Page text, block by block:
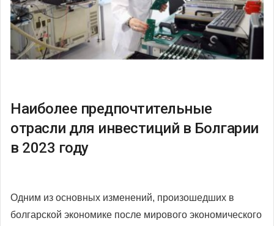
Наиболее предпочтительные
отрасли для инвестиций в Болгарии
в 2023 году
Одним из основных изменений, произошедших в
болгарской экономике после мирового экономического